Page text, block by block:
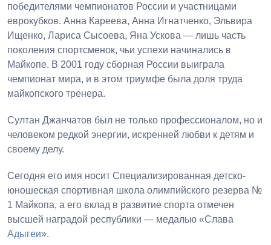
победителями чемпионатов России и участницами
еврокубков. Анна Кареева, Анна Игнатченко, Эльвира
Ищенко, Лариса Сысоева, Яна Ускова — лишь часть
поколения спортсменок, чьи успехи начинались в
Майкопе. В 2001 году сборная России выиграла
чемпионат мира, и в этом триумфе была доля труда
майкопского тренера.
Султан Джанчатов был не только профессионалом, но и
человеком редкой энергии, искренней любви к детям и
своему делу.
Сегодня его имя носит Специализированная детско-
юношеская спортивная школа олимпийского резерва №
1 Майкопа, а его вклад в развитие спорта отмечен
высшей наградой республики — медалью «Слава
Адыгеи».